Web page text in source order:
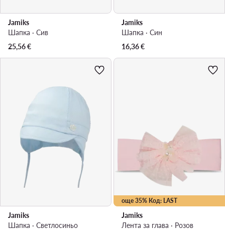
Jamiks
Шапка · Сив
25,56€
Jamiks
Шапка · Син
16,36€
Jamiks
Шапка · Светлосиньо
още 35% Код: LAST
Jamiks
Лента за глава · Розов